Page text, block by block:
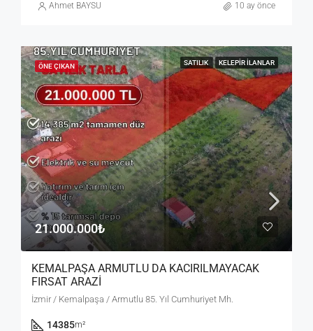
Ahmet BAYSU 10 ay önce
ÖNE ÇIKAN SATILIK KELEPIR İLANLAR
21.000.000₺
KEMALPAŞA ARMUTLU DA KACIRILMAYACAK
FIRSAT ARAZİ
İzmir / Kemalpaşa / Armutlu 85. Yıl Cumhuriyet Mh.
14385m²